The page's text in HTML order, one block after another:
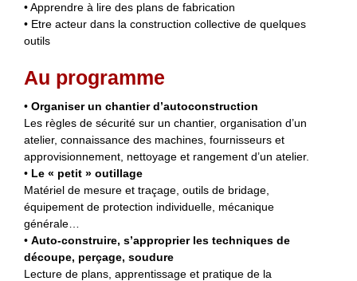
• Apprendre à lire des plans de fabrication
• Etre acteur dans la construction collective de quelques
outils
Au programme
• Organiser un chantier d’autoconstruction
Les règles de sécurité sur un chantier, organisation d’un
atelier, connaissance des machines, fournisseurs et
approvisionnement, nettoyage et rangement d’un atelier.
• Le « petit » outillage
Matériel de mesure et traçage, outils de bridage,
équipement de protection individuelle, mécanique
générale…
• Auto-construire, s’approprier les techniques de
découpe, perçage, soudure
Lecture de plans, apprentissage et pratique de la